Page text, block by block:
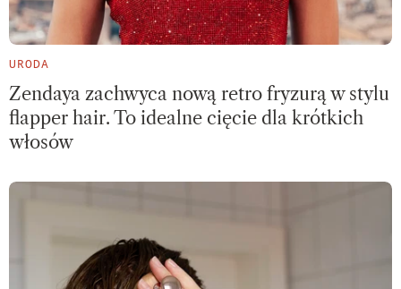
URODA
Zendaya zachwyca nową retro fryzurą w stylu
flapper hair. To idealne cięcie dla krótkich
włosów